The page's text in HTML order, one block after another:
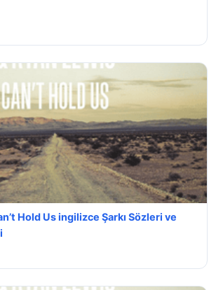
Hold Us ingilizce Şarkı Sözleri ve